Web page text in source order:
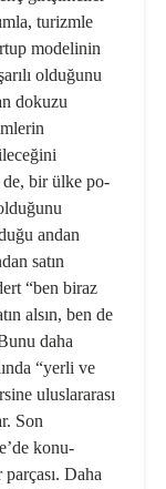
turizmle
modeli­nin
olduğunu
dokuzu
de, bir ülke po­
andan
sa­tın
“ben biraz
alsın, ben de
daha
“yerli ve
uluslararası
Son
konu­
Daha